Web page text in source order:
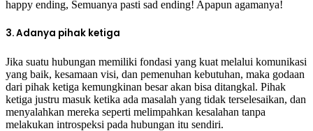
happy ending, Semuanya pasti sad ending! Apapun agamanya!
3. Adanya pihak ketiga
Jika suatu hubungan memiliki fondasi yang kuat melalui komunikasi
yang baik, kesamaan visi, dan pemenuhan kebutuhan, maka godaan
dari pihak ketiga kemungkinan besar akan bisa ditangkal. Pihak
ketiga justru masuk ketika ada masalah yang tidak terselesaikan, dan
menyalahkan mereka seperti melimpahkan kesalahan tanpa
melakukan introspeksi pada hubungan itu sendiri.